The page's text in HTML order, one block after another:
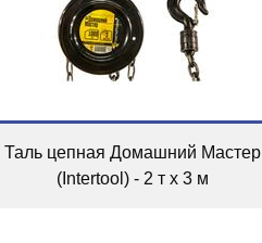
Таль цепная Домашний Мастер
(Intertool) - 2 т х 3 м